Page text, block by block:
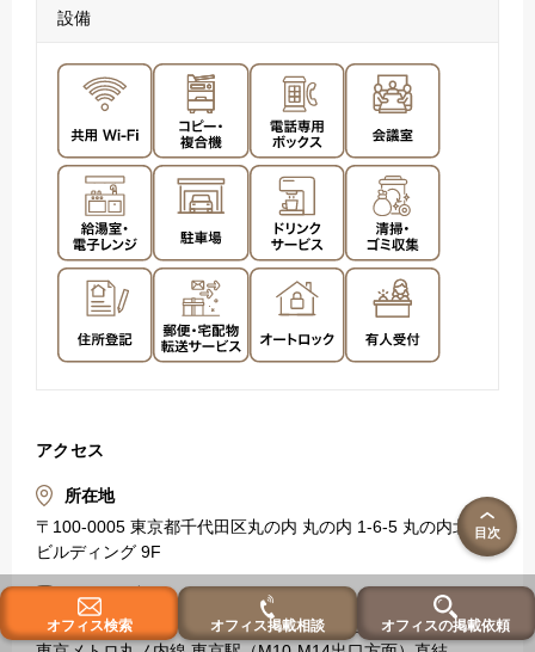
設備
アクセス
所在地
〒100-0005 東京都千代田区丸の内 丸の内 1-6-5 丸の内北口
ビルディング 9F
沿線・最寄駅
東京メトロ各線 大手町駅（B2b/B2c出口）直結
目次
オフィス検索 オフィス掲載相談 オフィスの掲載依頼